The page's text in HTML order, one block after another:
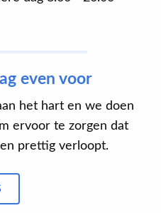
even voor
het hart en we doen
ervoor te zorgen dat
prettig verloopt.